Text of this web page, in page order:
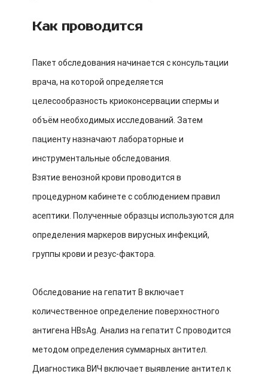
Как проводится
Пакет обследования начинается с консультации
врача, на которой определяется
целесообразность криоконсервации спермы и
объём необходимых исследований. Затем
пациенту назначают лабораторные и
инструментальные обследования.
Взятие венозной крови проводится в
процедурном кабинете с соблюдением правил
асептики. Полученные образцы используются для
определения маркеров вирусных инфекций,
группы крови и резус-фактора.
Обследование на гепатит В включает
количественное определение поверхностного
антигена HBsAg. Анализ на гепатит С проводится
методом определения суммарных антител.
Диагностика ВИЧ включает выявление антител к